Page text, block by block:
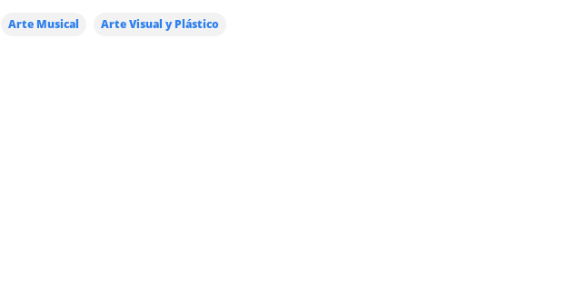
Arte Musical Arte Visual y Plástico